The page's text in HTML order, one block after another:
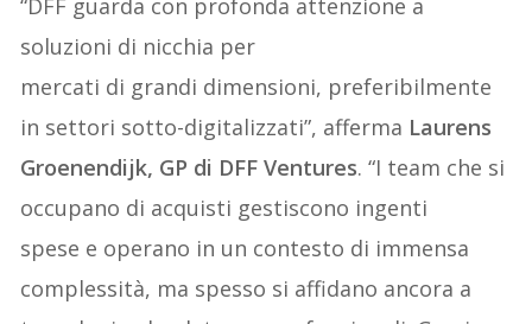
soluzioni di nicchia per
mercati di grandi dimensioni, preferibilmente
in settori sotto-digitalizzati”, afferma Laurens
Groenendijk, GP di DFF Ventures. “I team che si
occupano di acquisti gestiscono ingenti
spese e operano in un contesto di immensa
complessità, ma spesso si affidano ancora a